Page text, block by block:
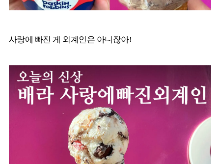
사랑에 빠진 게 외계인은 아니잖아!